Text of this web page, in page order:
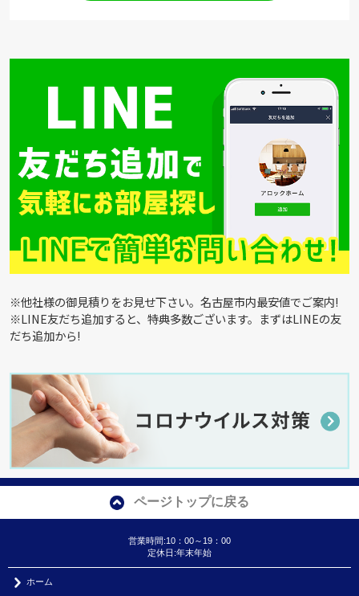
※他社様の御見積りをお見せ下さい。名古屋市内最安値でご案内!
※LINE友だち追加すると、特典多数ございます。まずはLINEの友
だち追加から!
ページトップに戻る
営業時間:10：00～19：00
定休日:年末年始
ホーム